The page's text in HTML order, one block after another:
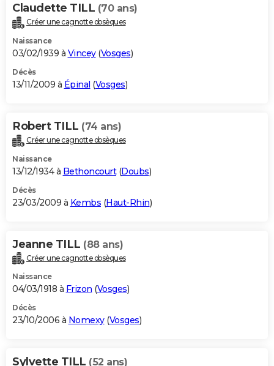
Claudette TILL (70 ans)
Créer une cagnotte obsèques
Naissance
03/02/1939 à Vincey(Vosges)
Décès
13/11/2009 à Épinal (Vosges)
Robert TILL (74 ans)
Créer une cagnotte obsèques
Naissance
13/12/1934 à Bethoncourt(Doubs)
Décès
23/03/2009 à Kembs (Haut-Rhin)
Jeanne TILL (88 ans)
Créer une cagnotte obsèques
Naissance
04/03/1918 à Frizon (Vosges)
Décès
23/10/2006 à Nomexy(Vosges)
Sylvette TILL (52 ans)